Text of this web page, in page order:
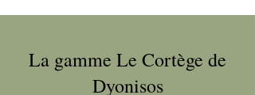
La gamme Le Cortège de
Dyonisos